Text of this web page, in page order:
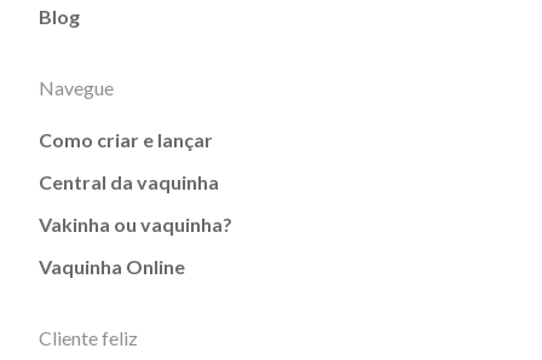
Blog
Navegue
Como criar e lançar
Central da vaquinha
Vakinha ou vaquinha?
Vaquinha Online
Cliente feliz